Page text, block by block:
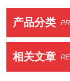
产品分类
相关文章